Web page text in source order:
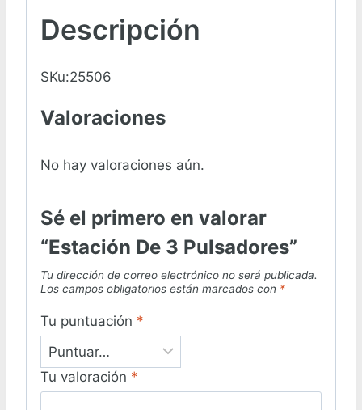
Descripción
SKu:25506
Valoraciones
No hay valoraciones aún.
Sé el primero en valorar
“Estación De 3 Pulsadores”
Tu dirección de correo electrónico no será publicada.
Los campos obligatorios están marcados con *
Tu puntuación *
Tu valoración *